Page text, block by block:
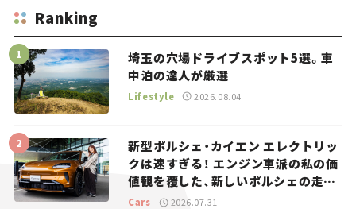
Ranking
埼玉の穴場ドライブスポット5選。車
中泊の達人が厳選
Lifestyle 2026.08.04
新型ポルシェ・カイエン エレクトリッ
クは速すぎる！ エンジン車派の私の価
値観を覆した、新しいポルシェの走
り。
Cars 2026.07.31